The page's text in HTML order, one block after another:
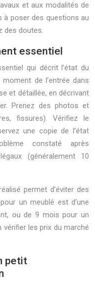
et aux modalités de
à poser des questions au
des doutes.
essentiel
qui décrit l’état du
de l’entrée dans
et détaillée, en décrivant
Prenez des photos et
fissures). Vérifiez le
une copie de l’état
constaté après
(généralement 10
permet d’éviter des
un meublé est d’une
ou de 9 mois pour un
les prix du marché
petit